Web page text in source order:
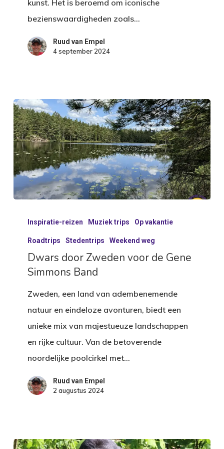
kunst. Het is beroemd om iconische
bezienswaardigheden zoals…
Ruud van Empel
4 september 2024
door
Zweden
voor
Inspiratie-reizen Muziek trips Op vakantie
Roadtrips Stedentrips Weekend weg
Dwars door Zweden voor de Gene
Simmons Band
Zweden, een land van adembenemende
natuur en eindeloze avonturen, biedt een
unieke mix van majestueuze landschappen
en rijke cultuur. Van de betoverende
noordelijke poolcirkel met…
Ruud van Empel
2 augustus 2024